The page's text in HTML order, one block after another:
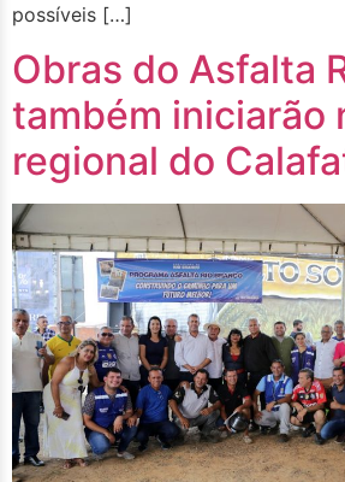
possíveis […]
Obras do Asfalta
também iniciarão
regional do